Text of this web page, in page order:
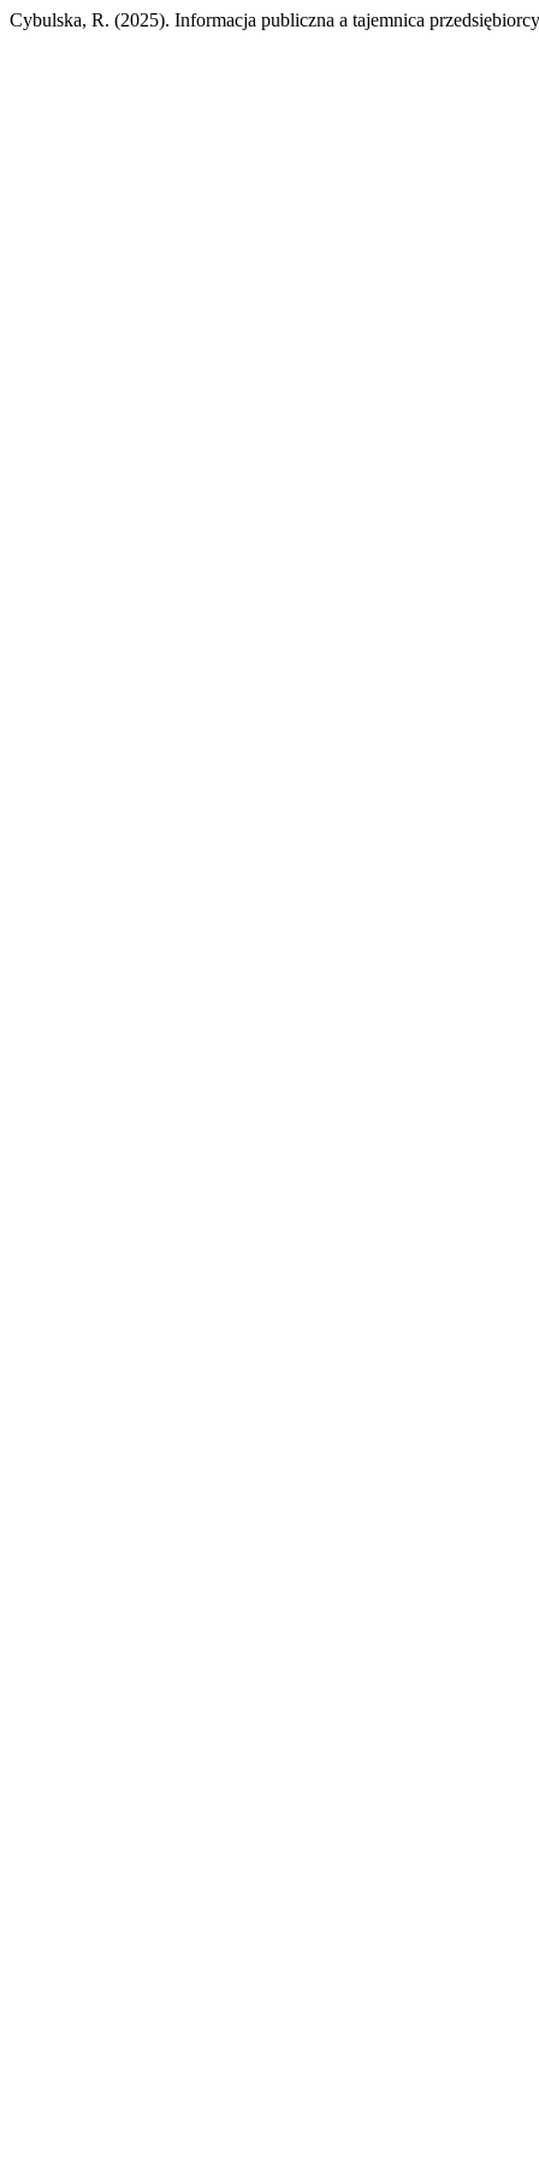
Cybulska, R. (2025). Informacja publiczna a tajemnica